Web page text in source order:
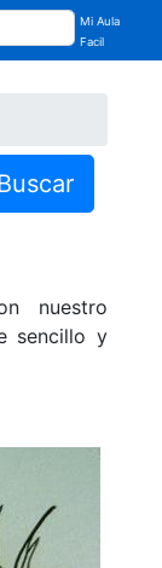
Mi Aula
Facil
nuestro
sencillo y